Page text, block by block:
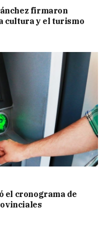
firmaron
cultura y el turismo
el cronograma de